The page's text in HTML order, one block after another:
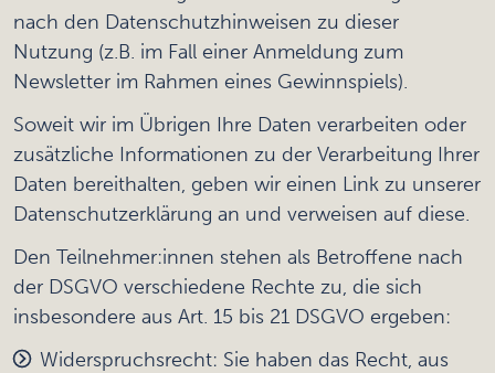
nach den Datenschutzhinweisen zu dieser
Nutzung (z.B. im Fall einer Anmeldung zum
Newsletter im Rahmen eines Gewinnspiels).
Soweit wir im Übrigen Ihre Daten verarbeiten oder
zusätzliche Informationen zu der Verarbeitung Ihrer
Daten bereithalten, geben wir einen Link zu unserer
Datenschutzerklärung an und verweisen auf diese.
Den Teilnehmer:innen stehen als Betroffene nach
der DSGVO verschiedene Rechte zu, die sich
insbesondere aus Art. 15 bis 21 DSGVO ergeben:
Widerspruchsrecht: Sie haben das Recht, aus